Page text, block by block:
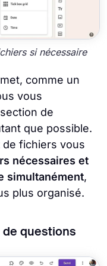
si nécessaire
comme un
vous
de
que possible.
fichiers vous
nécessaires et
simultanément,
plus organisé.
questions